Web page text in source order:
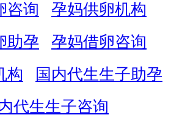
咨询
孕妈供卵机构
助孕
孕妈借卵咨询
构
国内代生生子助孕
代生生子咨询